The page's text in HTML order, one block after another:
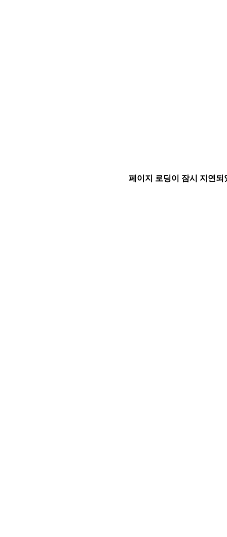
페이지 로딩이 잠시 지연